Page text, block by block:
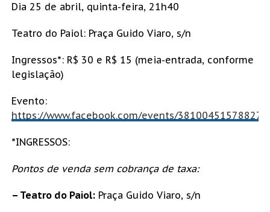
Dia 25 de abril, quinta-feira, 21h40
Teatro do Paiol: Praça Guido Viaro, s/n
Ingressos*: R$ 30 e R$ 15 (meia-entrada, conforme
legislação)
Evento:
https://www.facebook.com/events/
*INGRESSOS:
Pontos de venda sem cobrança de taxa:
– Teatro do Paiol:Praça Guido Viaro, s/n